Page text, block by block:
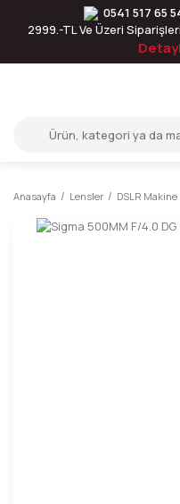
0541 517 65
2999.-TL Ve Üzeri
Anasayfa Lensler DSLR